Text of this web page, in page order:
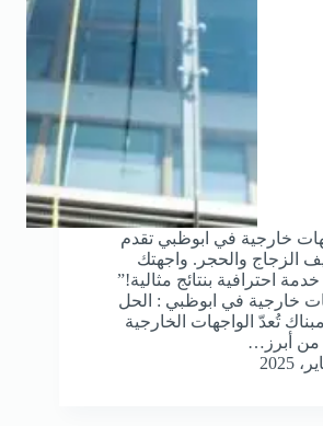
خارجية في ابوظبي تقدم
الزجاج والحجر. واجهتك
احترافية بنتائج مثالية!”
خارجية في ابوظبي : الحل
تُعدّ الواجهات الخارجية
من أبرز…